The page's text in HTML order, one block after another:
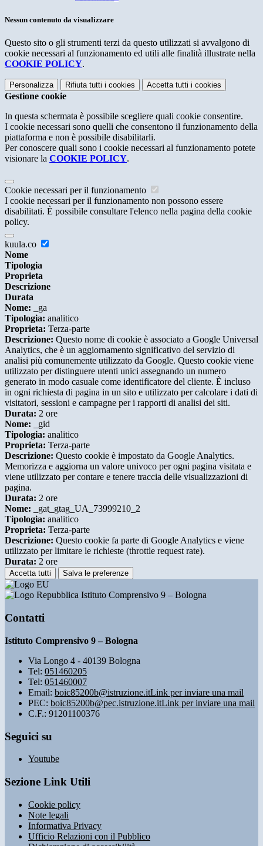
Nessun contenuto da visualizzare
Questo sito o gli strumenti terzi da questo utilizzati si avvalgono di
cookie necessari al funzionamento ed utili alle finalità illustrate nella
COOKIE POLICY.
Personalizza Rifiuta tutti i cookies Accetta tutti i cookies
Gestione cookie
In questa schermata è possibile scegliere quali cookie consentire.
I cookie necessari sono quelli che consentono il funzionamento della
piattaforma e non è possibile disabilitarli.
Per conoscere quali sono i cookie necessari al funzionamento potete
visionare la COOKIE POLICY.
Cookie necessari per il funzionamento
I cookie necessari per il funzionamento non possono essere
disabilitati. È possibile consultare l'elenco nella pagina della cookie
policy.
kuula.co
Nome
Tipologia
Proprieta
Descrizione
Durata
Nome: _ga
Tipologia: analitico
Proprieta: Terza-parte
Descrizione: Questo nome di cookie è associato a Google Universal
Analytics, che è un aggiornamento significativo del servizio di
analisi più comunemente utilizzato da Google. Questo cookie viene
utilizzato per distinguere utenti unici assegnando un numero
generato in modo casuale come identificatore del cliente. È incluso
in ogni richiesta di pagina in un sito e utilizzato per calcolare i dati di
visitatori, sessioni e campagne per i rapporti di analisi dei siti.
Durata: 2 ore
Nome: _gid
Tipologia: analitico
Proprieta: Terza-parte
Descrizione: Questo cookie è impostato da Google Analytics.
Memorizza e aggiorna un valore univoco per ogni pagina visitata e
viene utilizzato per contare e tenere traccia delle visualizzazioni di
pagina.
Durata: 2 ore
Nome: _gat_gtag_UA_73999210_2
Tipologia: analitico
Proprieta: Terza-parte
Descrizione: Questo cookie fa parte di Google Analytics e viene
utilizzato per limitare le richieste (throttle request rate).
Durata: 2 ore
Accetta tutti Salva le preferenze
Istituto Comprensivo 9 – Bologna
Contatti
Istituto Comprensivo 9 – Bologna
Via Longo 4 - 40139 Bologna
Tel: 051460205
Tel: 051460007
Email: boic85200b@istruzione.itLink per inviare una mail
PEC: boic85200b@pec.istruzione.itLink per inviare una mail
C.F.: 91201100376
Seguici su
Youtube
Sezione Link Utili
Cookie policy
Note legali
Informativa Privacy
Ufficio Relazioni con il Pubblico